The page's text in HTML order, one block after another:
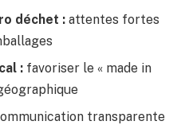
déchet : attentes fortes
: favoriser le « made in
transparente